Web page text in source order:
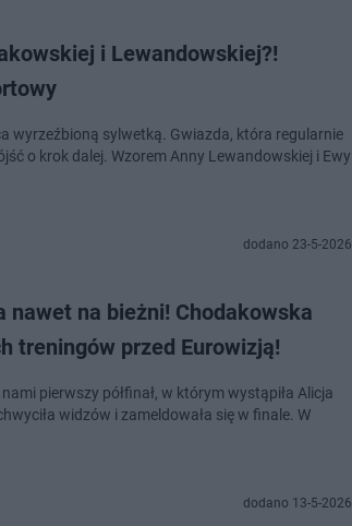
i Lewandowskiej?!
wyrzeźbioną sylwetką. Gwiazda, która regularnie
o krok dalej. Wzorem Anny Lewandowskiej i Ewy
dodano 23-5-2026
nawet na bieżni! Chodakowska
treningów przed Eurowizją!
pierwszy półfinał, w którym wystąpiła Alicja
widzów i zameldowała się w finale. W
dodano 13-5-2026